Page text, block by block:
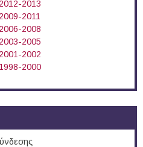
2013
2011
2008
2005
2002
2000